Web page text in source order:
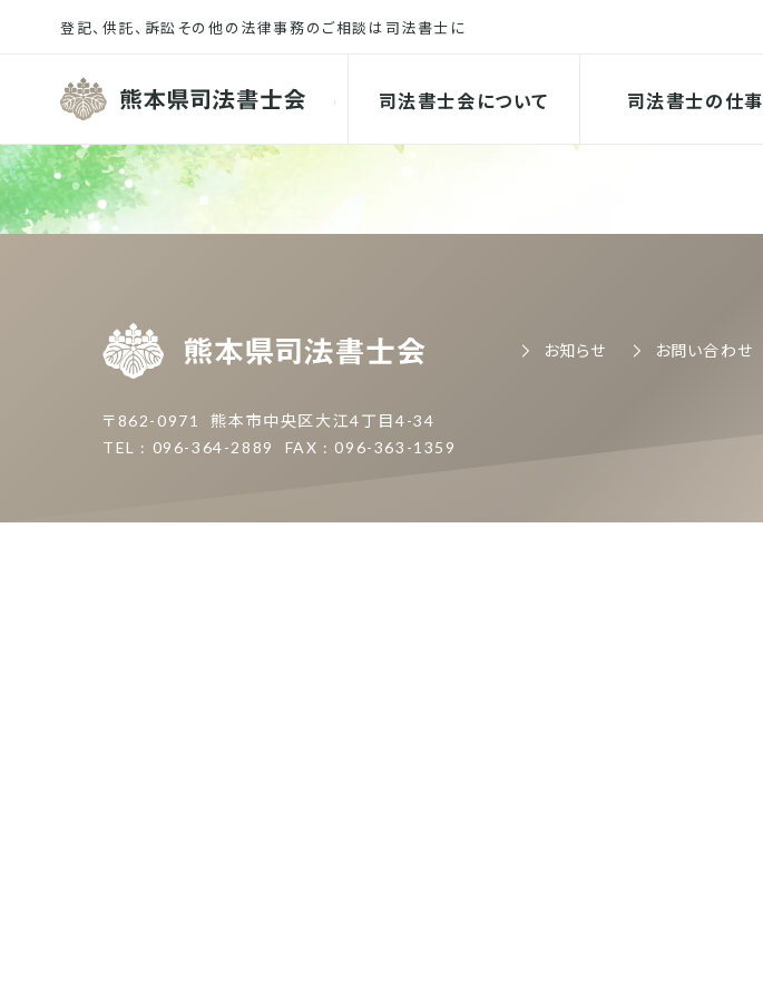
熊本県司法書士会
司法書士会について 司法書士の仕事
熊本県司法書士会
〒862-0971
熊本市中央区大江4丁目4-34
TEL : 096-364-2889
FAX : 096-363-1359
お知らせ お問い合わせ